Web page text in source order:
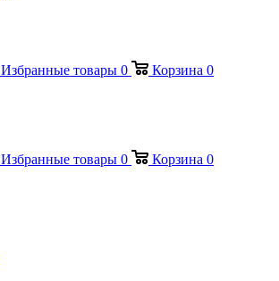
Избранные товары 0 Корзина 0
Избранные товары 0 Корзина 0